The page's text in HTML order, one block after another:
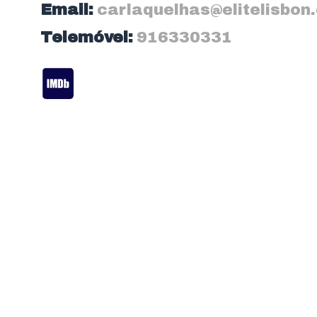
Email:
Telemóvel: 916330331‬